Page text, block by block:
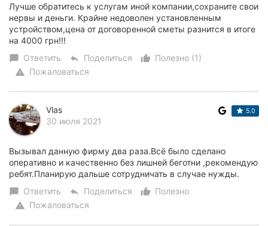
Лучше обратитесь к услугам иной компании,сохраните свои
нервы и деньги. Крайне недоволен установленным
устройством,цена от договоренной сметы разнится в итоге
на 4000 грн!!!
chat_bubble Ответить reply Поделиться thumb_up_alt
Полезно (1)
warning Пожаловаться
Vlas
30 июля 2021
5.0
Вызывал данную фирму два раза.Всё было сделано
оперативно и качественно без лишней беготни ,рекомендую
ребят.Планирую дальше сотрудничать в случае нужды.
chat_bubble Ответить reply Поделиться thumb_up_alt
Полезно
warning Пожаловаться